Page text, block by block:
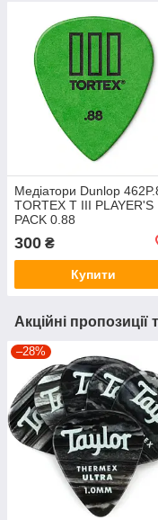
Медіатори Dunlop
TORTEX T III PLAYER'S
PACK 0.88
300 ₴
Купити
Акційні пропозиції
–28%